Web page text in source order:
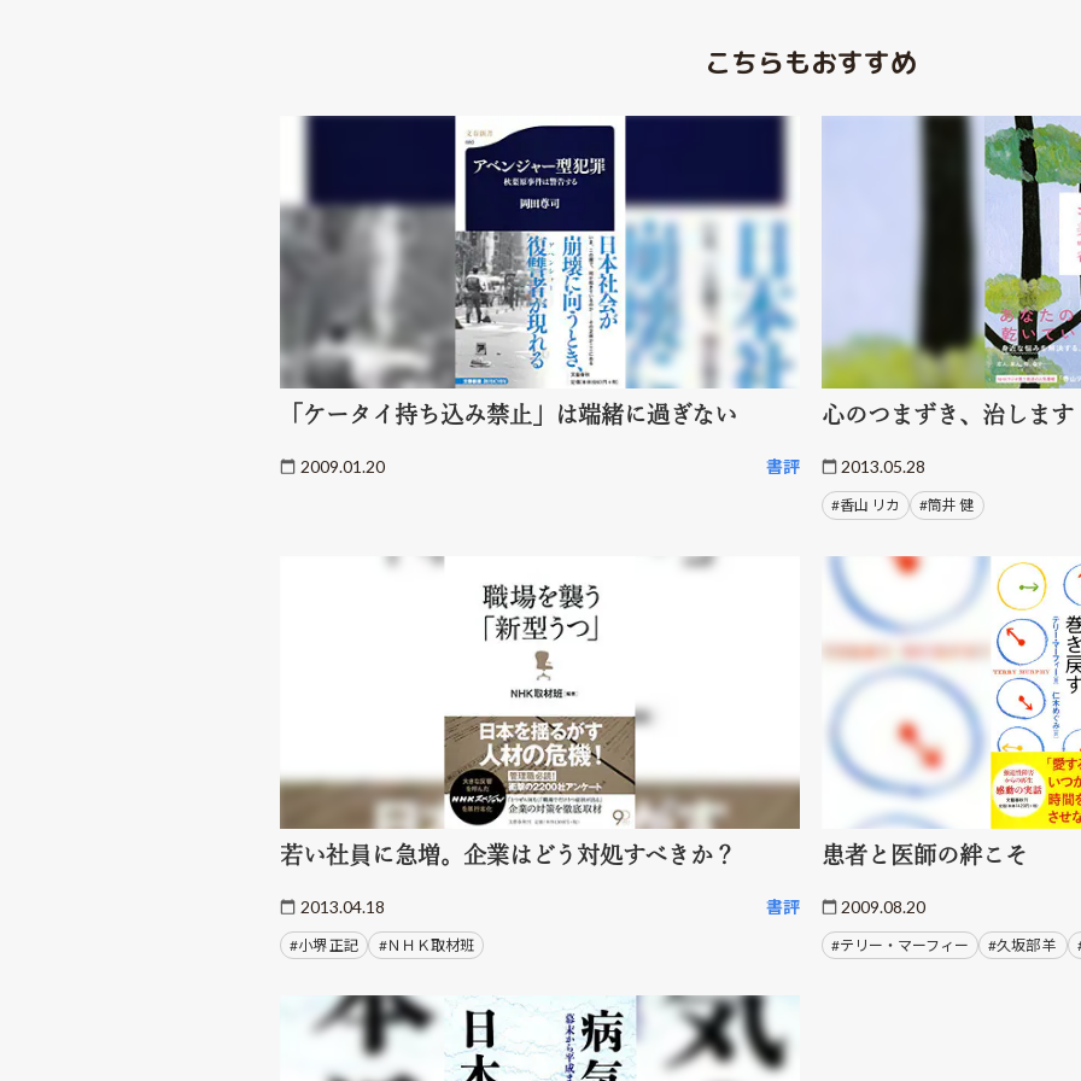
こちらもおすすめ
「ケータイ持ち込み禁止」は端緒に過ぎない
2009.01.20 書評
心のつまずき、治します
2013.05.28
#香山 リカ #筒井 健
若い社員に急増。企業はどう対処すべきか？
2013.04.18 書評
#小堺 正記 #ＮＨＫ取材班
患者と医師の絆こそ
2009.08.20
#テリー・マーフィー #久坂部 羊